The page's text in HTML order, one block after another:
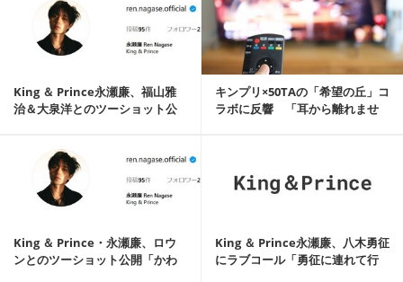
King ＆ Prince永瀬廉、福山雅
治＆大泉洋とのツーショット公
キンプリ×50TAの「希望の丘」コ
ラボに反響 「耳から離れませ
King ＆ Prince・永瀬廉、ロウ
ンとのツーショット公開「かわ
King ＆ Prince永瀬廉、八木勇征
にラブコール「勇征に連れて行